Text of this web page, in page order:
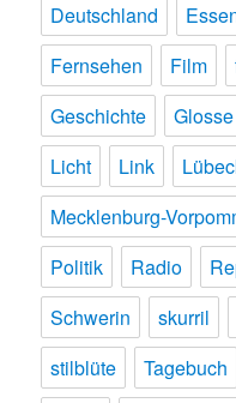
Deutschland
Fernsehen
Film
Geschichte
Glosse
Licht
Link
Mecklenburg-
Politik
Radio
Schwerin
skurril
stilblüte
Tagebuch